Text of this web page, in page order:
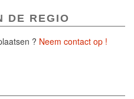
DE REGIO
? Neem contact op !